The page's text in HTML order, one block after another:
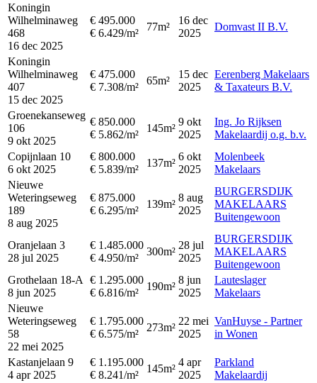
Koningin
Wilhelminaweg
468
16 dec 2025
€ 495.000
€ 6.429/m²
77m²
16 dec
2025
Domvast II B.V.
Koningin
Wilhelminaweg
407
15 dec 2025
€ 475.000
€ 7.308/m²
65m²
15 dec
2025
Eerenberg Makelaars
& Taxateurs B.V.
Groenekanseweg
106
9 okt 2025
€ 850.000
€ 5.862/m²
145m²
9 okt
2025
Ing. Jo Rijksen
Makelaardij o.g. b.v.
Copijnlaan 10
6 okt 2025
€ 800.000
€ 5.839/m²
137m²
6 okt
2025
Molenbeek
Makelaars
Nieuwe
Weteringseweg
189
8 aug 2025
€ 875.000
€ 6.295/m²
139m²
8 aug
2025
BURGERSDIJK
MAKELAARS
Buitengewoon
Oranjelaan 3
28 jul 2025
€ 1.485.000
€ 4.950/m²
300m²
28 jul
2025
BURGERSDIJK
MAKELAARS
Buitengewoon
Grothelaan 18-A
8 jun 2025
€ 1.295.000
€ 6.816/m²
190m²
8 jun
2025
Lauteslager
Makelaars
Nieuwe
Weteringseweg
58
22 mei 2025
€ 1.795.000
€ 6.575/m²
273m²
22 mei
2025
VanHuyse - Partner
in Wonen
Kastanjelaan 9
4 apr 2025
€ 1.195.000
€ 8.241/m²
145m²
4 apr
2025
Parkland
Makelaardij